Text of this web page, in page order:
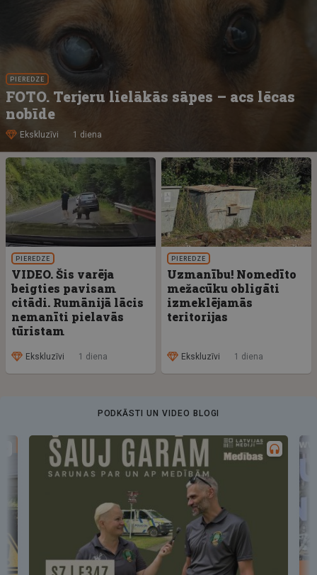
PIEREDZE
FOTO. Terjeru lielākās sāpes – acs lēcas
nobīde
Ekskluzīvi 1 diena
PIEREDZE
VIDEO. Šis varēja
beigties pavisam
citādi. Rumānijā lācis
nemanīti pielavās
tūristam
Ekskluzīvi 1 diena
PIEREDZE
Uzmanību! Nomedīto
mežacūku obligāti
izmeklējamās
teritorijas
Ekskluzīvi 1 diena
PODKĀSTI UN VIDEO BLOGI